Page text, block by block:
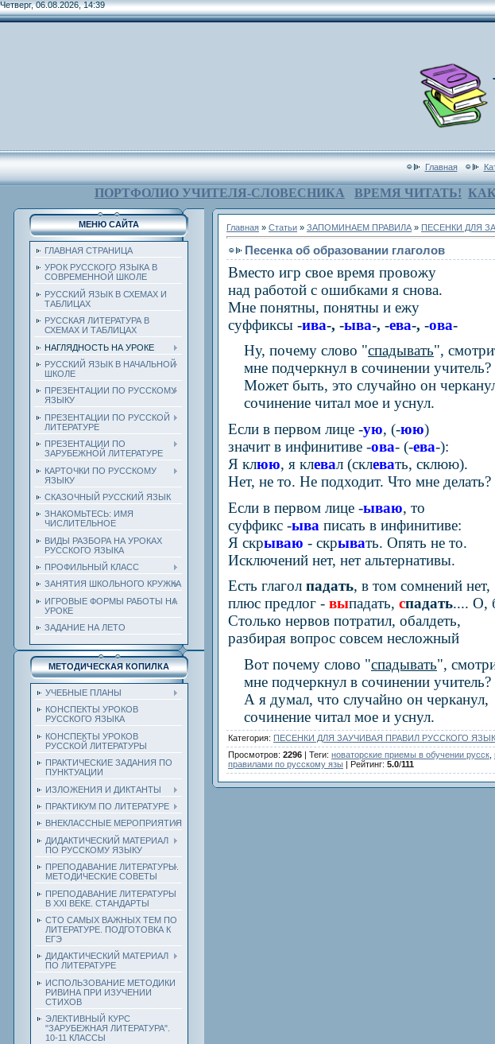
Четверг, 06.08.2026, 14:39
Главная
ПОРТФОЛИО УЧИТЕЛЯ-СЛОВЕСНИКА ВРЕМЯ ЧИТАТЬ!
МЕНЮ САЙТА
ГЛАВНАЯ СТРАНИЦА
УРОК РУССКОГО ЯЗЫКА В
СОВРЕМЕННОЙ ШКОЛЕ
РУССКИЙ ЯЗЫК В СХЕМАХ И
ТАБЛИЦАХ
РУССКАЯ ЛИТЕРАТУРА В
СХЕМАХ И ТАБЛИЦАХ
НАГЛЯДНОСТЬ НА УРОКЕ
РУССКИЙ ЯЗЫК В НАЧАЛЬНОЙ
ШКОЛЕ
ПРЕЗЕНТАЦИИ ПО РУССКОМУ
ЯЗЫКУ
ПРЕЗЕНТАЦИИ ПО РУССКОЙ
ЛИТЕРАТУРЕ
ПРЕЗЕНТАЦИИ ПО
ЗАРУБЕЖНОЙ ЛИТЕРАТУРЕ
КАРТОЧКИ ПО РУССКОМУ
ЯЗЫКУ
СКАЗОЧНЫЙ РУССКИЙ ЯЗЫК
ЗНАКОМЬТЕСЬ: ИМЯ
ЧИСЛИТЕЛЬНОЕ
ВИДЫ РАЗБОРА НА УРОКАХ
РУССКОГО ЯЗЫКА
ПРОФИЛЬНЫЙ КЛАСС
ЗАНЯТИЯ ШКОЛЬНОГО КРУЖКА
ИГРОВЫЕ ФОРМЫ РАБОТЫ НА
УРОКЕ
ЗАДАНИЕ НА ЛЕТО
МЕТОДИЧЕСКАЯ КОПИЛКА
УЧЕБНЫЕ ПЛАНЫ
КОНСПЕКТЫ УРОКОВ
РУССКОГО ЯЗЫКА
КОНСПЕКТЫ УРОКОВ
РУССКОЙ ЛИТЕРАТУРЫ
ПРАКТИЧЕСКИЕ ЗАДАНИЯ ПО
ПУНКТУАЦИИ
ИЗЛОЖЕНИЯ И ДИКТАНТЫ
ПРАКТИКУМ ПО ЛИТЕРАТУРЕ
ВНЕКЛАССНЫЕ МЕРОПРИЯТИЯ
ДИДАКТИЧЕСКИЙ МАТЕРИАЛ
ПО РУССКОМУ ЯЗЫКУ
ПРЕПОДАВАНИЕ ЛИТЕРАТУРЫ.
МЕТОДИЧЕСКИЕ СОВЕТЫ
ПРЕПОДАВАНИЕ ЛИТЕРАТУРЫ
В XXI ВЕКЕ. СТАНДАРТЫ
СТО САМЫХ ВАЖНЫХ ТЕМ ПО
ЛИТЕРАТУРЕ. ПОДГОТОВКА К
ЕГЭ
ДИДАКТИЧЕСКИЙ МАТЕРИАЛ
ПО ЛИТЕРАТУРЕ
ИСПОЛЬЗОВАНИЕ МЕТОДИКИ
РИВИНА ПРИ ИЗУЧЕНИИ
СТИХОВ
ЭЛЕКТИВНЫЙ КУРС
"ЗАРУБЕЖНАЯ ЛИТЕРАТУРА".
10-11 КЛАССЫ
Главная » Статьи » ЗАПОМИНАЕМ ПРАВИЛА » ПЕСЕНКИ ДЛЯ
Песенка об образовании глаголов
Вместо игр свое время провожу
над работой с ошибками я снова.
Мне понятны, понятны и ежу
суффиксы -ива-, -ыва-, -ева-, -ова-
Ну, почему слово "спадывать",
мне подчеркнул в сочинении учитель?
Может быть, это случайно он
сочинение читал мое и уснул.
Если в первом лице -ую, (-юю)
значит в инфинитиве -ова- (-ева-):
Я клюю, я клевал (склевать, склюю).
Нет, не то. Не подходит. Что мне делать?
Если в первом лице -ываю, то
суффикс -ыва писать в инфинитиве:
Я скрываю - скрывать. Опять не то.
Исключений нет, нет альтернативы.
Есть глагол падать, в том сомнений нет,
плюс предлог - выпадать, спадать.... О,
Столько нервов потратил, обалдеть,
разбирая вопрос совсем несложный
Вот почему слово "спадывать",
мне подчеркнул в сочинении учитель?
А я думал, что случайно он черканул,
сочинение читал мое и уснул.
Категория: ПЕСЕНКИ ДЛЯ ЗАУЧИВАЯ ПРАВИЛ РУССКОГО
Просмотров: 2296 | Теги: новаторские приемы в обучении русск
правилами по русскому язы | Рейтинг: 5.0/111